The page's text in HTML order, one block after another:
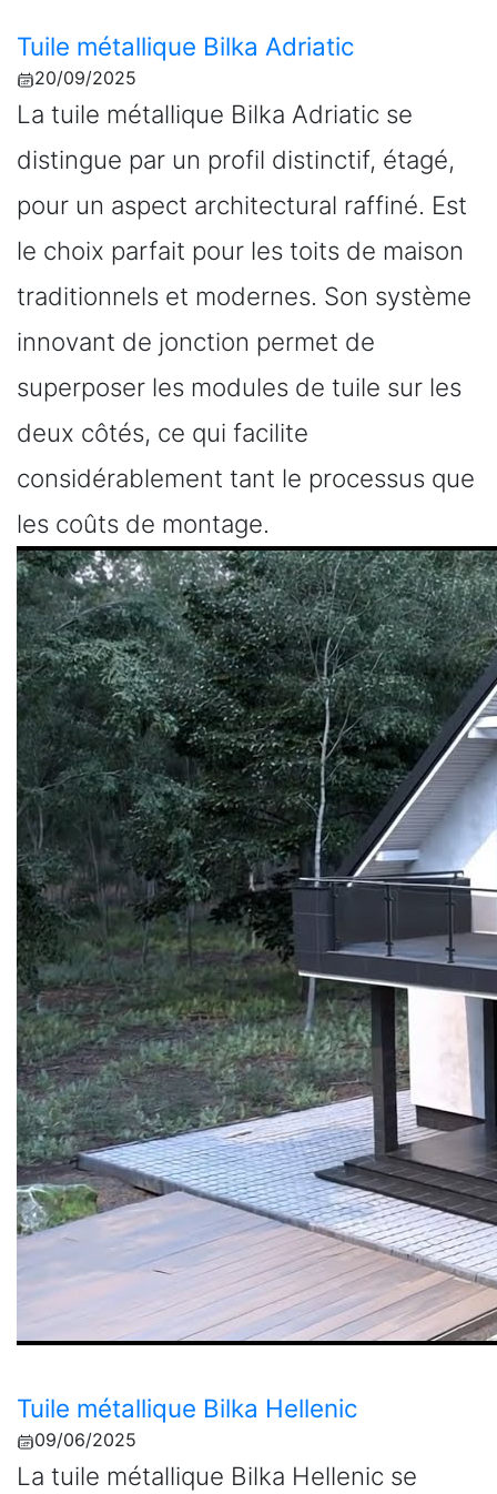
Tuile métallique Bilka Adriatic
20/09/2025
La tuile métallique Bilka Adriatic se
distingue par un profil distinctif, étagé,
pour un aspect architectural raffiné. Est
le choix parfait pour les toits de maison
traditionnels et modernes. Son système
innovant de jonction permet de
superposer les modules de tuile sur les
deux côtés, ce qui facilite
considérablement tant le processus que
les coûts de montage.
Tuile métallique Bilka Hellenic
09/06/2025
La tuile métallique Bilka Hellenic se